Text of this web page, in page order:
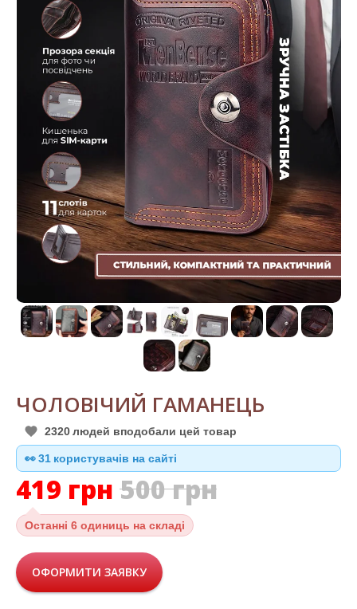
ЧОЛОВІЧИЙ ГАМАНЕЦЬ
2320 людей вподобали цей товар
👀31 користувачів на сайті
419 грн 500грн
Останні 6 одиниць на складі
ОФОРМИТИ ЗАЯВКУ